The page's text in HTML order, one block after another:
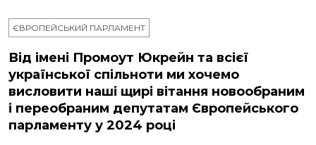
ЄВРОПЕЙСЬКИЙ ПАРЛАМЕНТ
Від імені Промоут Юкрейн та всієї
української спільноти ми хочемо
висловити наші щирі вітання новообраним
і переобраним депутатам Європейського
парламенту у 2024 році